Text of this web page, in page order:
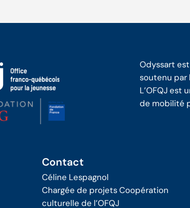
Odyssart
soutenu par
L’OFQJ est
de mobilité
Contact
Céline Lespagnol
Chargée de projets Coopération
culturelle de l’OFQJ